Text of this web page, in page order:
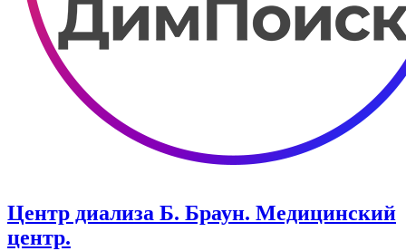
Центр диализа Б. Браун. Медицинский
центр.